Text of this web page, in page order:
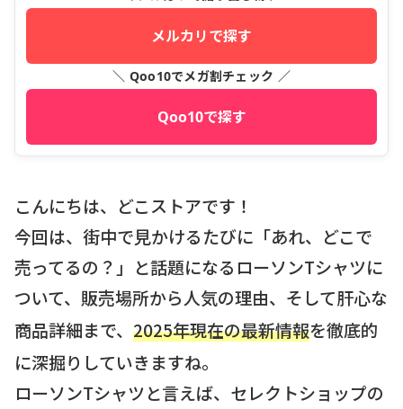
メルカリで探す
＼ Qoo10でメガ割チェック ／
Qoo10で探す
こんにちは、どこストアです！
今回は、街中で見かけるたびに「あれ、どこで
売ってるの？」と話題になるローソンTシャツに
ついて、販売場所から人気の理由、そして肝心な
商品詳細まで、 2025年現在の最新情報を徹底的
に深掘りしていきますね。
ローソンTシャツと言えば、セレクトショップの